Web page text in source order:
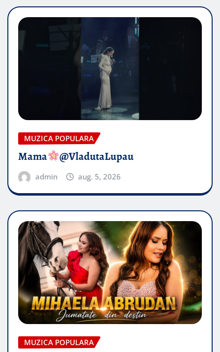
MUZICA POPULARA
Mama @VladutaLupau
admin aug. 5, 2026
MUZICA POPULARA